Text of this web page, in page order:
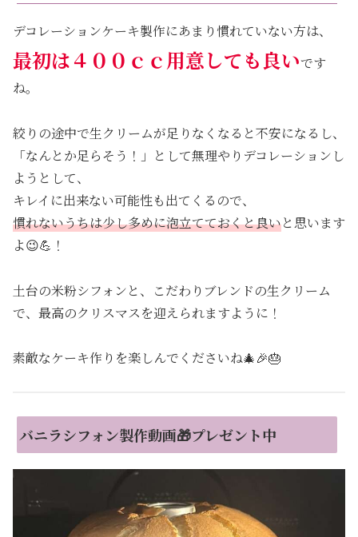
デコレーションケーキ製作にあまり慣れていない方は、
最初は４００ｃｃ用意しても良いです
ね。
絞りの途中で生クリームが足りなくなると不安になるし、
「なんとか足らそう！」として無理やりデコレーションし
ようとして、
キレイに出来ない可能性も出てくるので、
慣れないうちは少し多めに泡立てておくと良いと思います
よ😉💪！
土台の米粉シフォンと、こだわりブレンドの生クリーム
で、最高のクリスマスを迎えられますように！
素敵なケーキ作りを楽しんでくださいね🎄🎉🎂
バニラシフォン製作動画🎁プレゼント中